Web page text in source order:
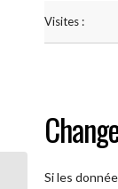
Visites :
Si les